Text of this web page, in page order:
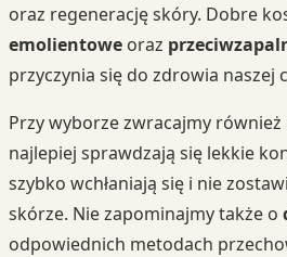
oraz regenerację skóry. Dobre
emolientowe oraz
przyczynia się do zdrowia naszej
Przy wyborze zwracajmy również
najlepiej sprawdzają się lekkie
szybko wchłaniają się i nie
skórze. Nie zapominajmy także o
odpowiednich metodach